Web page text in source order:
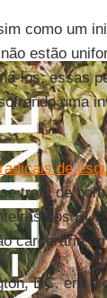
como um
estão
los; essas
uma
de
trata de
dos
carcerária
DC, era a